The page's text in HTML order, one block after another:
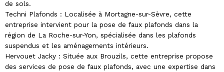
de sols.
Techni Plafonds : Localisée à Mortagne-sur-Sèvre, cette
entreprise intervient pour la pose de faux plafonds dans la
région de La Roche-sur-Yon, spécialisée dans les plafonds
suspendus et les aménagements intérieurs.
Hervouet Jacky : Située aux Brouzils, cette entreprise propose
des services de pose de faux plafonds, avec une expertise dans